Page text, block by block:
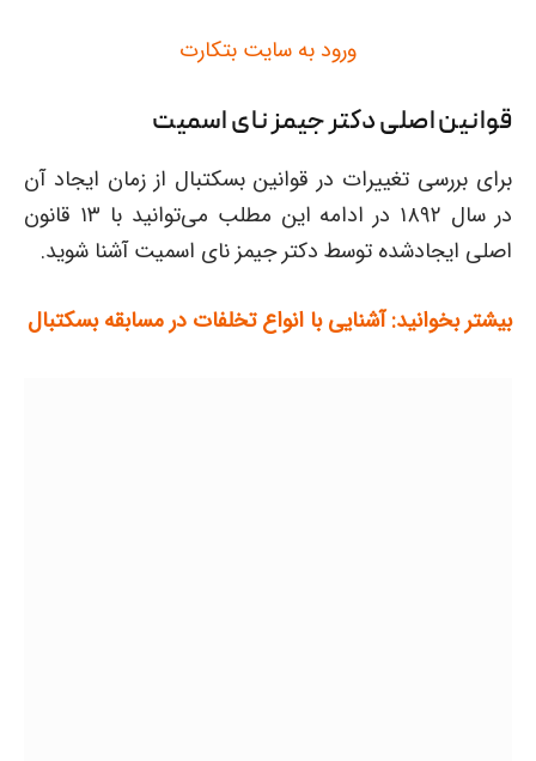
ورود به سایت بتکارت
قوانین اصلی دکتر جیمز نای اسمیت
برای بررسی تغییرات در قوانین بسکتبال از زمان ایجاد آن
در سال ۱۸۹۲ در ادامه این مطلب می‌توانید با ۱۳ قانون
اصلی ایجادشده توسط دکتر جیمز نای اسمیت آشنا شوید.
بیشتر بخوانید: آشنایی با انواع تخلفات در مسابقه بسکتبال